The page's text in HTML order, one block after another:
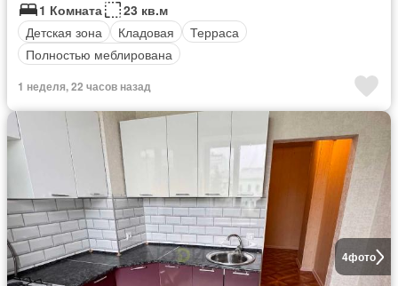
1 Комната
23 кв.м
Детская зона
Кладовая
Терраса
Полностью меблирована
1 неделя, 22 часов назад
4фото